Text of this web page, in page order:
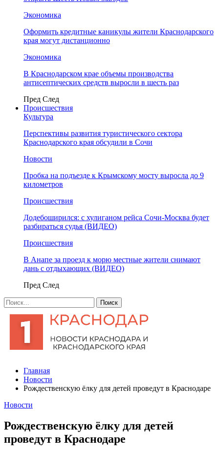
Экономика
Оформить кредитные каникулы жители Краснодарского
края могут дистанционно
Экономика
В Краснодарском крае объемы производства
антисептических средств выросли в шесть раз
Пред След
Происшествия
Культура
Перспективы развития туристического сектора
Краснодарского края обсудили в Сочи
Новости
Пробка на подъезде к Крымскому мосту выросла до 9
километров
Происшествия
Додебоширился: с хулиганом рейса Сочи-Москва будет
разбираться судья (ВИДЕО)
Происшествия
В Анапе за проезд к морю местные жители снимают
дань с отдыхающих (ВИДЕО)
Пред След
Главная
Новости
Рождественскую ёлку для детей проведут в Краснодаре
Новости
Рождественскую ёлку для детей
проведут в Краснодаре